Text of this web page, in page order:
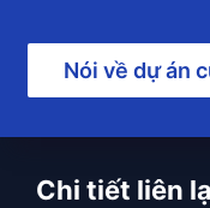
Nói về dự án
Chi tiết liên